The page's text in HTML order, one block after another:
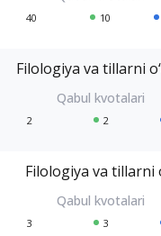
40 10
Filologiya va tillarni
2 2
Filologiya va tillarni
3 3